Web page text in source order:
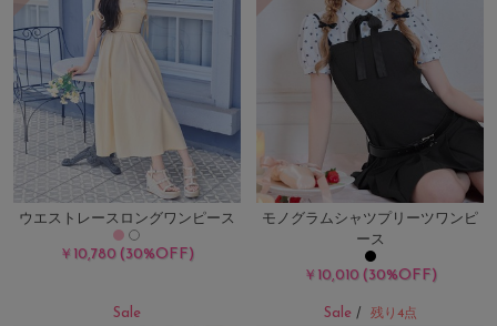
ウエストレースロングワンピース
￥10,780(30%OFF)
モノグラムシャツプリーツワンピ
ース
￥10,010(30%OFF)
Sale Sale/ 残り4点